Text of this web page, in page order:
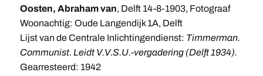
Oosten, Abraham van, Delft 14-8-1903, Fotograaf
Woonachtig: Oude Langendijk 1A, Delft
Lijst van de Centrale Inlichtingendienst: Timmerman.
Communist. Leidt V.V.S.U.-vergadering (Delft 1934).
Gearresteerd: 1942